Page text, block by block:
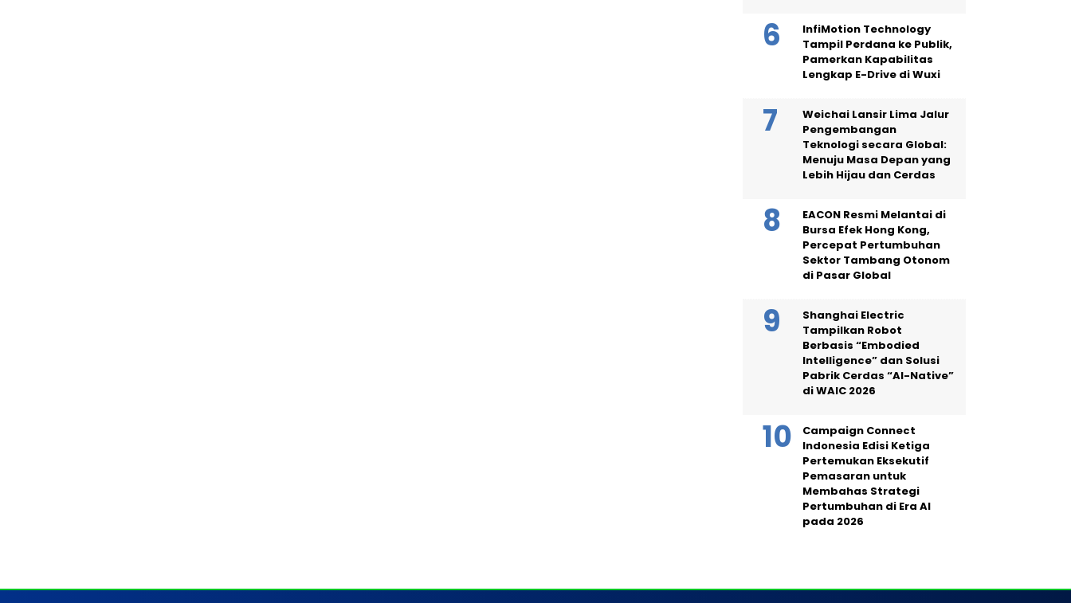
InfiMotion Technology
Tampil Perdana ke Publik,
Pamerkan Kapabilitas
Lengkap E-Drive di Wuxi
Weichai Lansir Lima Jalur
Pengembangan
Teknologi secara Global:
Menuju Masa Depan yang
Lebih Hijau dan Cerdas
EACON Resmi Melantai di
Bursa Efek Hong Kong,
Percepat Pertumbuhan
Sektor Tambang Otonom
di Pasar Global
Shanghai Electric
Tampilkan Robot
Berbasis “Embodied
Intelligence” dan Solusi
Pabrik Cerdas “AI-Native”
di WAIC 2026
Campaign Connect
Indonesia Edisi Ketiga
Pertemukan Eksekutif
Pemasaran untuk
Membahas Strategi
Pertumbuhan di Era AI
pada 2026